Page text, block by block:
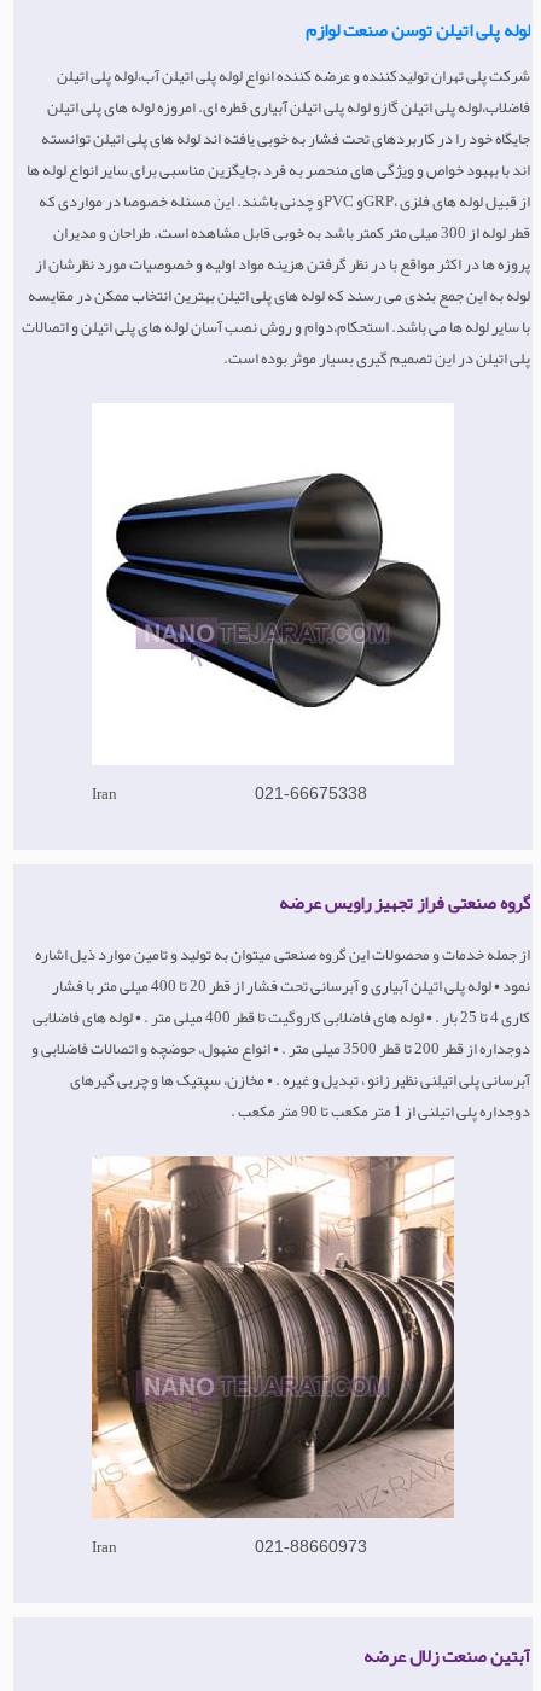
لوله پلی اتیلن توسن صنعت لوازم
شرکت پلی تهران تولیدکننده و عرضه کننده انواع لوله پلی اتیلن آب،لوله پلی اتیلن
فاضلاب،لوله پلی اتیلن گازو لوله پلی اتیلن آبیاری قطره ای. امروزه لوله های پلی اتیلن
جایگاه خود را در کاربردهای تحت فشار به خوبی یافته اند لوله های پلی اتیلن توانسته
اند با بهبود خواص و ویژگی های منحصر به فرد ،جایگزین مناسبی برای سایر انواع لوله ها
از قبیل لوله های فلزی ،GRPو PVCو چدنی باشند. این مسئله خصوصا در مواردی که
قطر لوله از 300 میلی متر کمتر باشد به خوبی قابل مشاهده است. طراحان و مدیران
پروزه ها در اکثر مواقع با در نظر گرفتن هزینه مواد اولیه و خصوصیات مورد نظرشان از
لوله به این جمع بندی می رسند که لوله های پلی اتیلن بهترین انتخاب ممکن در مقایسه
با سایر لوله ها می باشد. استحکام،دوام و روش نصب آسان لوله های پلی اتیلن و اتصالات
پلی اتیلن در این تصمیم گیری بسیار موثر بوده است.
Iran 021-66675338
گروه صنعتی فراز تجهیز راویس عرضه
از جمله خدمات و محصولات این گروه صنعتی میتوان به تولید و تامین موارد ذیل اشاره
نمود • لوله پلی اتیلن آبیاری و آبرسانی تحت فشار از قطر 20 تا 400 میلی متر با فشار
کاری 4 تا 25 بار . • لوله های فاضلابی کاروگیت تا قطر 400 میلی متر . • لوله های فاضلابی
دوجداره از قطر 200 تا قطر 3500 میلی متر . • انواع منهول، حوضچه و اتصالات فاضلابی و
آبرسانی پلی اتیلنی نظیر زانو ، تبدیل و غیره . • مخازن، سپتیک ها و چربی گیرهای
دوجداره پلی اتیلنی از 1 متر مکعب تا 90 متر مکعب .
Iran 021-88660973
آبتین صنعت زلال عرضه